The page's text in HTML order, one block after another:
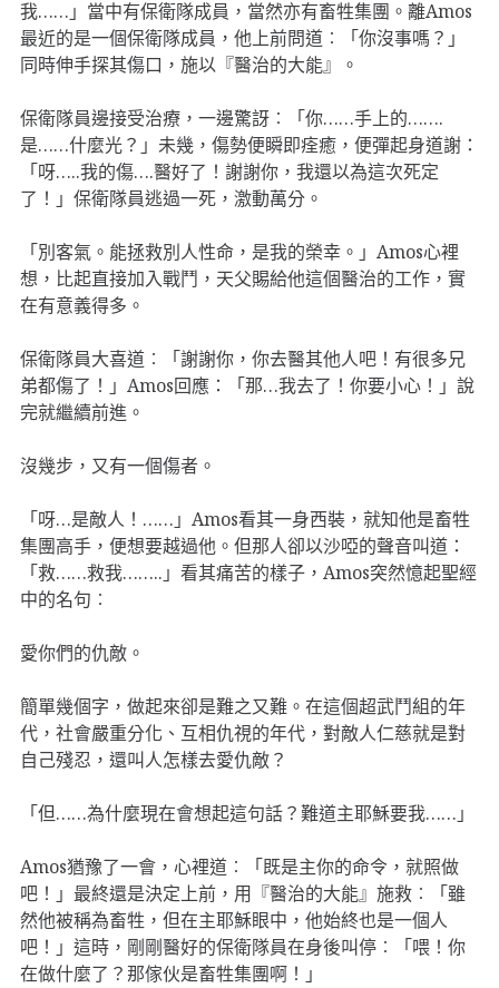
我……」當中有保衛隊成員，當然亦有畜牲集團。離Amos
最近的是一個保衛隊成員，他上前問道︰「你沒事嗎？」
同時伸手探其傷口，施以『醫治的大能』。
保衛隊員邊接受治療，一邊驚訝︰「你……手上的…….
是……什麼光？」未幾，傷勢便瞬即痊癒，便彈起身道謝：
「呀…..我的傷….醫好了！謝謝你，我還以為這次死定
了！」保衛隊員逃過一死，激動萬分。
「別客氣。能拯救別人性命，是我的榮幸。」Amos心裡
想，比起直接加入戰鬥，天父賜給他這個醫治的工作，實
在有意義得多。
保衛隊員大喜道︰「謝謝你，你去醫其他人吧！有很多兄
弟都傷了！」Amos回應：「那…我去了！你要小心！」說
完就繼續前進。
沒幾步，又有一個傷者。
「呀…是敵人！……」Amos看其一身西裝，就知他是畜牲
集團高手，便想要越過他。但那人卻以沙啞的聲音叫道：
「救……救我……..」看其痛苦的樣子，Amos突然憶起聖經
中的名句︰
愛你們的仇敵。
簡單幾個字，做起來卻是難之又難。在這個超武鬥組的年
代，社會嚴重分化、互相仇視的年代，對敵人仁慈就是對
自己殘忍，還叫人怎樣去愛仇敵？
「但……為什麼現在會想起這句話？難道主耶穌要我……」
Amos猶豫了一會，心裡道︰「既是主你的命令，就照做
吧！」最終還是決定上前，用『醫治的大能』施救︰「雖
然他被稱為畜牲，但在主耶穌眼中，他始終也是一個人
吧！」這時，剛剛醫好的保衛隊員在身後叫停︰「喂！你
在做什麼了？那傢伙是畜牲集團啊！」